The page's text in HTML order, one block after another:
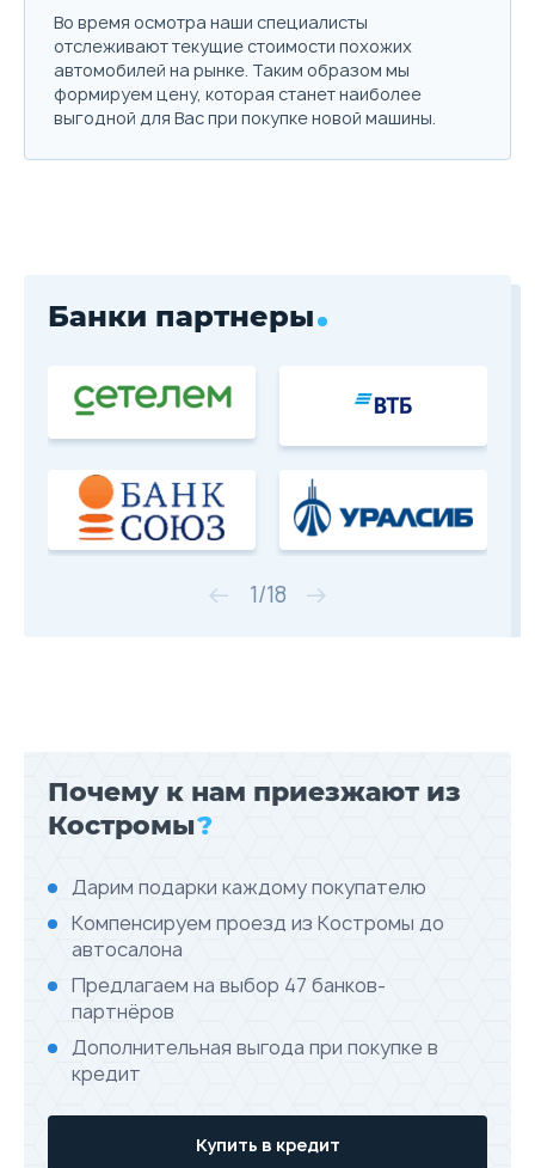
Во время осмотра наши специалисты
отслеживают текущие стоимости похожих
автомобилей на рынке. Таким образом мы
формируем цену, которая станет наиболее
выгодной для Вас при покупке новой машины.
Банки партнеры
1/18
Почему к нам приезжают из
Костромы?
Дарим подарки каждому покупателю
Компенсируем проезд из Костромы до
автосалона
Предлагаем на выбор 47 банков-
партнёров
Дополнительная выгода при покупке в
кредит
Купить в кредит